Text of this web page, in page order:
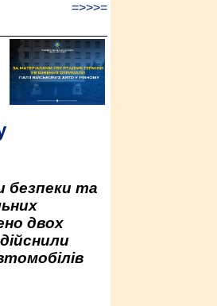
=>>>=
безпеки та
двох